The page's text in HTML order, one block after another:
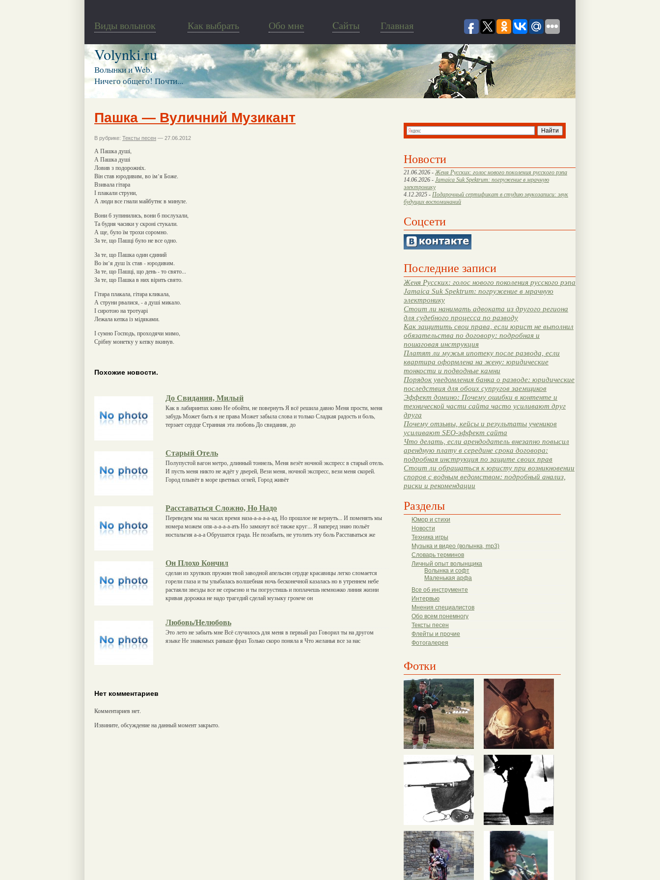
Виды волынок Как выбрать Обо мне Cайты Главная
Volynki.ru
Волынки и Web.
Ничего общего! Почти...
Новости
21.06.2026 - Женя Русских: голос нового поколения русского рэпа
14.06.2026 - Jamaica Suk Spektrum: погружение в мрачную
электронику
4.12.2025 - Подарочный сертификат в студию звукозаписи: звук
будущих воспоминаний
Соцсети
Последние записи
Женя Русских: голос нового поколения русского рэпа
Jamaica Suk Spektrum: погружение в мрачную
электронику
Стоит ли нанимать адвоката из другого региона
для судебного процесса по разводу
Как защитить свои права, если юрист не выполнил
обязательства по договору: подробная и
пошаговая инструкция
Платят ли мужья ипотеку после развода, если
квартира оформлена на жену: юридические
тонкости и подводные камни
Порядок уведомления банка о разводе: юридические
последствия для обоих супругов заемщиков
Эффект домино: Почему ошибки в контенте и
технической части сайта часто усиливают друг
друга
Почему отзывы, кейсы и результаты учеников
усиливают SEO-эффект сайта
Что делать, если арендодатель внезапно повысил
арендную плату в середине срока договора:
подробная инструкция по защите своих прав
Стоит ли обращаться к юристу при возникновении
споров с водным ведомством: подробный анализ,
риски и рекомендации
Разделы
Юмор и стихи
Новости
Техника игры
Музыка и видео (волынка, mp3)
Словарь терминов
Личный опыт волынщика
Волынка и софт
Маленькая арфа
Все об инструменте
Интервью
Мнения специалистов
Обо всем понемногу
Тексты песен
Флейты и прочие
Фотогалерея
Фотки
Пашка — Вуличний Музикант
В рубрике: Тексты песен — 27.06.2012
А Пашка душі,
А Пашка душі
Ловив з подорожніх.
Він став юродивим, во ім’я Боже.
Взивала гітара
І плакали струни,
А люди все гнали майбутнє в минуле.
Вони б зупинились, вони б послухали,
Та будня часики у скроні стукали.
А ще, було їм трохи соромно.
За те, що Пашці було не все одно.
За те, що Пашка один єдиний
Во ім’я душ їх став - юродивим.
За те, що Пашці, що день - то свято...
За те, що Пашка в них вірить свято.
Гітара плакала, гітара кликала,
А струни рвалися, - а душі микало.
І сиротою на тротуарі
Лежала кепка із мідяками.
І сумно Господь, проходячи мимо,
Срібну монетку у кепку вкинув.
Похожие новости.
До Свидания, Милый
Как в лабиринтах кино Не обойти, не повернуть Я всё решила давно Меня прости, меня
забудь Может быть я не права Может забыла слова и только Сладкая радость и боль,
терзает сердце Странная эта любовь До свидания, до
Старый Отель
Полупустой вагон метро, длинный тоннель, Меня везёт ночной экспресс в старый отель.
И пусть меня никто не ждёт у дверей, Вези меня, ночной экспресс, вези меня скорей.
Город плывёт в море цветных огней, Город живёт
Расставаться Сложно, Но Надо
Переведем мы на часах время наза-а-а-а-а-ад, Но прошлое не вернуть... И поменять мы
номера можем опя-а-а-а-а-ать Но замкнут всё также круг... Я наперед знаю польёт
ностальгия а-а-а Обрушатся града. Не позабыть, не утолить эту боль Расставаться же
Он Плохо Кончил
сделан из хрупких пружин твой заводной апельсин сердце красавицы легко сломается
горели глаза и ты улыбалась волшебная ночь бесконечной казалась но в утреннем небе
растаяли звезды все не серьезно и ты погрустишь и поплачешь немножко линия жизни
кривая дорожка не надо трагедий сделай музыку громче он
Любовь/Нелюбовь
Это лето не забыть мне Всё случилось для меня в первый раз Говорил ты на другом
языке Не знакомых раньше фраз Только скоро поняла я Что желанья все за нас
Нет комментариев
Комментариев нет.
Извините, обсуждение на данный момент закрыто.